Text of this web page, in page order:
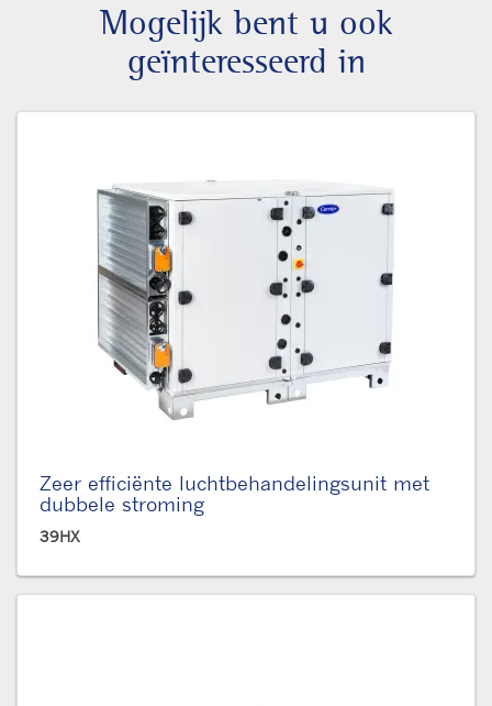
Mogelijk bent u ook
geïnteresseerd in
Zeer efficiënte luchtbehandelingsunit met
dubbele stroming
39HX